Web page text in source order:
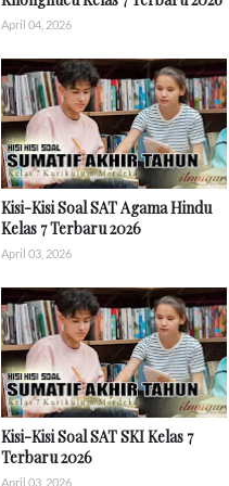
April 04, 2026
Kisi-Kisi Soal SAT Agama Hindu
Kelas 7 Terbaru 2026
April 03, 2026
Kisi-Kisi Soal SAT SKI Kelas 7
Terbaru 2026
April 03, 2026